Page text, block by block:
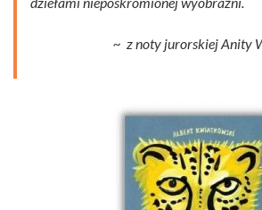
~ z noty jurorskiej Anity